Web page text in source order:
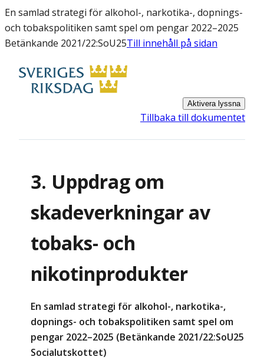
En samlad strategi för alkohol-, narkotika-, dopnings-
och tobakspolitiken samt spel om pengar 2022–2025
Betänkande 2021/22:SoU25Till innehåll på sidan
Aktivera lyssna
Tillbaka till dokumentet
3. Uppdrag om
skadeverkningar av
tobaks- och
nikotinprodukter
En samlad strategi för alkohol-, narkotika-,
dopnings- och tobakspolitiken samt spel om
pengar 2022–2025 (Betänkande 2021/22:SoU25
Socialutskottet)